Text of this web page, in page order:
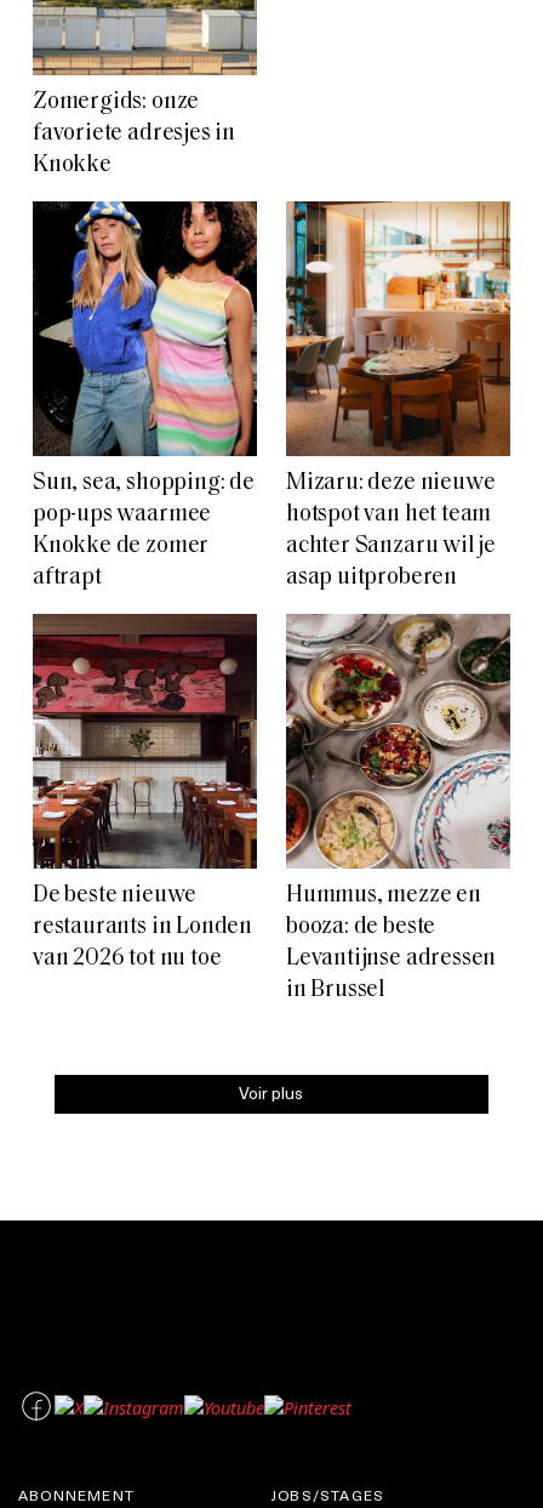
Zomergids: onze
favoriete adresjes in
Knokke
Sun, sea, shopping: de
pop-ups waarmee
Knokke de zomer
aftrapt
Mizaru: deze nieuwe
hotspot van het team
achter Sanzaru wil je
asap uitproberen
De beste nieuwe
restaurants in Londen
van 2026 tot nu toe
Hummus, mezze en
booza: de beste
Levantijnse adressen
in Brussel
Voir plus
ABONNEMENT JOBS/STAGES